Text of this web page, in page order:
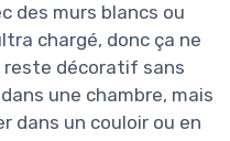
des murs blancs ou
chargé, donc ça ne
reste décoratif sans
une chambre, mais
dans un couloir ou en